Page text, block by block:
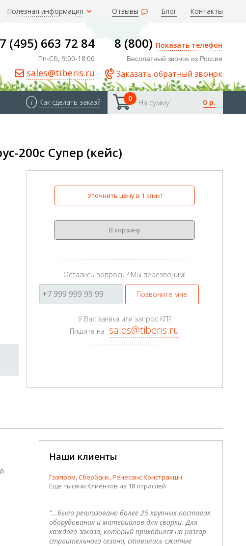
Полезная информация Отзывы Блог Контакты
(495) 663 72 84
Пн-Сб, 9:00-18:00
sales@tiberis.ru
8 (800) Показать телефон
Бесплатный звонок из России
Заказать обратный звонок
0 На сумму: 0 р.
i Как сделать заказ?
200с Супер (кейс)
Уточнить цену в 1 клик!
В корзину
Остались вопросы? Мы перезвоним!
Позвоните мне
У Вас заявка или запрос КП?
Пишите на sales@tiberis.ru
Наши клиенты
Газпром, Сбербанк, Ренесанс Констракшн
Еще тысячи Клиентов из 18 отраслей
"...было реализовано более 25 крупных поставок
оборудования и материалов для сварки. Для
каждого заказа, который приходился на разгар
строительного сезона, ставились сжатые